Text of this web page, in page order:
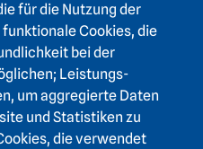
für die Nutzung der
Cookies, die
bei der
Leistungs-
um aggregierte Daten
und Statistiken zu
die verwendet